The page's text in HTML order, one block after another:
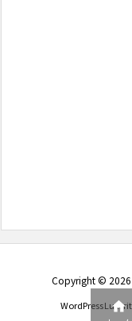
Copyright © 2026
WordPress 